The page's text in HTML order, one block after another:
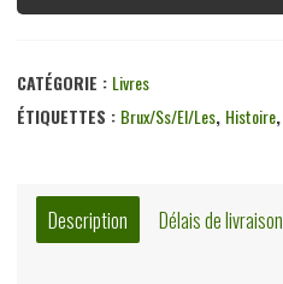
CATÉGORIE : Livres
ÉTIQUETTES : Brux/ss/el/les, Histoire,
Description Délais de livraison